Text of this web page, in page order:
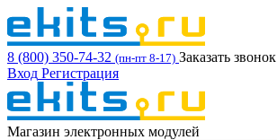
8 (800) 350-74-32 (пн-пт 8-17) Заказать звонок
Вход Регистрация
Магазин электронных модулей